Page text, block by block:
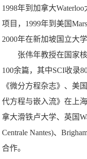
1998年到加拿大Waterloo
项目， 1999年到美国
2000年在新加坡国立大
张伟年教授在国家
100余篇，其中SCI收录
《微分方程杂志》、美
代方程与嵌入流》在上
拿大滑铁卢大学、英国
Centrale Nantes)、
合作。